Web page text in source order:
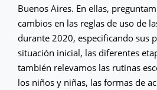
Buenos Aires. En ellas,
cambios en las reglas de uso de
durante 2020, especificando sus
situación inicial, las diferentes
también relevamos las rutinas
los niños y niñas, las formas de